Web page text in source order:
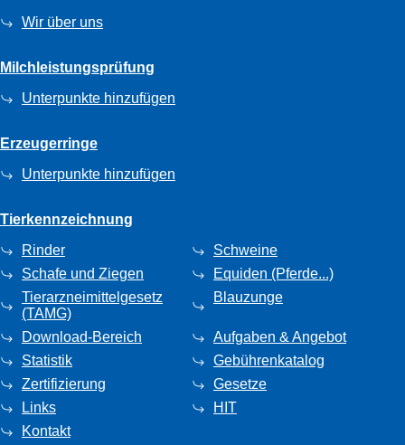
Wir über uns
Milchleistungsprüfung
Unterpunkte hinzufügen
Erzeugerringe
Unterpunkte hinzufügen
Tierkennzeichnung
Rinder
Schweine
Schafe und Ziegen
Equiden (Pferde...)
Tierarzneimittelgesetz
(TAMG)
Blauzunge
Download-Bereich
Aufgaben & Angebot
Statistik
Gebührenkatalog
Zertifizierung
Gesetze
Links
HIT
Kontakt